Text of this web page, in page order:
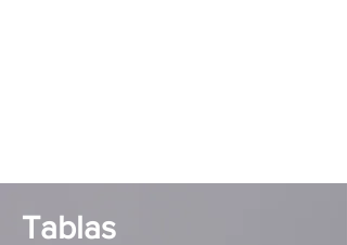
Tablas